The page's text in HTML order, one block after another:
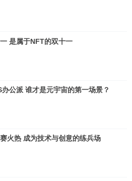
是属于NFT的双十一
办公派 谁才是元宇宙的第一场景？
火热 成为技术与创意的练兵场